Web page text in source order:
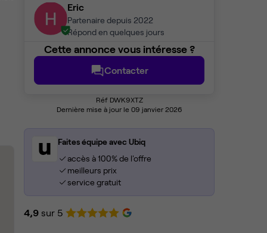
Eric
Partenaire depuis 2022
Répond en quelques jours
Cette annonce vous intéresse ?
Contacter
Réf DWK9XTZ
Dernière mise à jour le 09 janvier 2026
Faites équipe avec Ubiq
accès à 100% de l'offre
meilleurs prix
service gratuit
4,9 sur 5